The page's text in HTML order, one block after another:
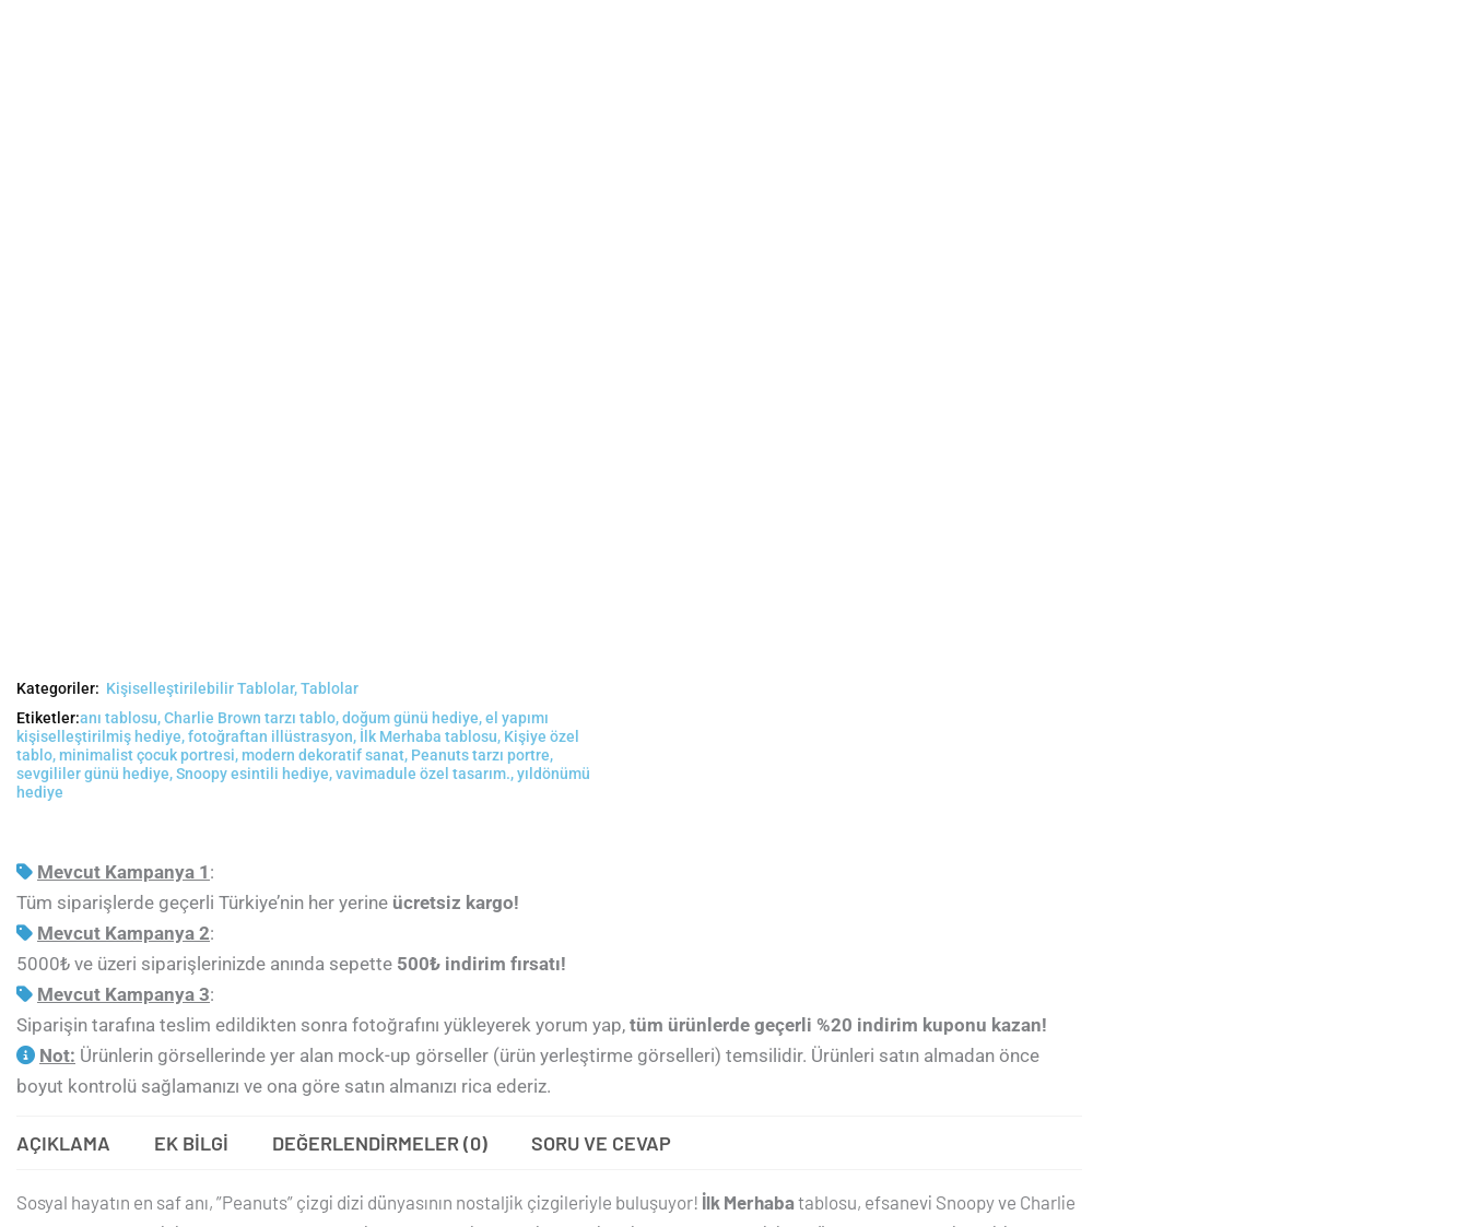
Kategoriler: Kişiselleştirilebilir Tablolar,Tablolar
Etiketler:anı tablosu,Charlie Brown tarzı tablo,doğum günü hediye,el yapımı
kişiselleştirilmiş hediye,fotoğraftan illüstrasyon, İlk Merhaba tablosu, Kişiye özel
tablo, minimalist çocuk portresi, modern dekoratif sanat, Peanuts tarzı portre,
sevgililer günü hediye,Snoopy esintili hediye,vavimadule özel tasarım.,yıldönümü
hediye
Mevcut Kampanya 1 :
Tüm siparişlerde geçerli Türkiye’nin her yerine ücretsiz kargo!
Mevcut Kampanya 2:
5000₺ ve üzeri siparişlerinizde anında sepette 500₺ indirim fırsatı!
Mevcut Kampanya 3:
Siparişin tarafına teslim edildikten sonra fotoğrafını yükleyerek yorum yap, tüm ürünlerde geçerli %20 indirim kuponu kazan!
Not: Ürünlerin görsellerinde yer alan mock-up görseller (ürün yerleştirme görselleri) temsilidir. Ürünleri satın almadan önce
boyut kontrolü sağlamanızı ve ona göre satın almanızı rica ederiz.
AÇIKLAMA EK BILGI DEĞERLENDIRMELER (0) SORU VE CEVAP
Sosyal hayatın en saf anı, ”Peanuts” çizgi dizi dünyasının nostaljik çizgileriyle buluşuyor! İlk Merhaba tablosu, efsanevi Snoopy ve Charlie